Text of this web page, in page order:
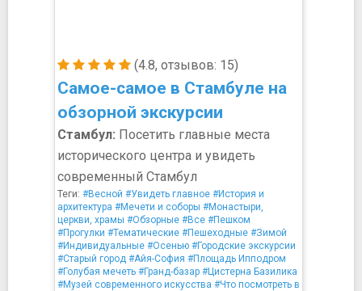
(4.8, отзывов: 15)
Самое-самое в Стамбуле на
обзорной экскурсии
Стамбул: Посетить главные места
исторического центра и увидеть
современный Стамбул
Теги: #Весной #Увидеть главное #История и
архитектура #Мечети и соборы #Монастыри,
церкви, храмы #Обзорные #Все #Пешком
#Прогулки #Тематические #Пешеходные #Зимой
#Индивидуальные #Осенью #Городские экскурсии
#Старый город #Айя-София #Площадь Ипподром
#Голубая мечеть #Гранд-базар #Цистерна Базилика
#Музей современного искусства #Что посмотреть в